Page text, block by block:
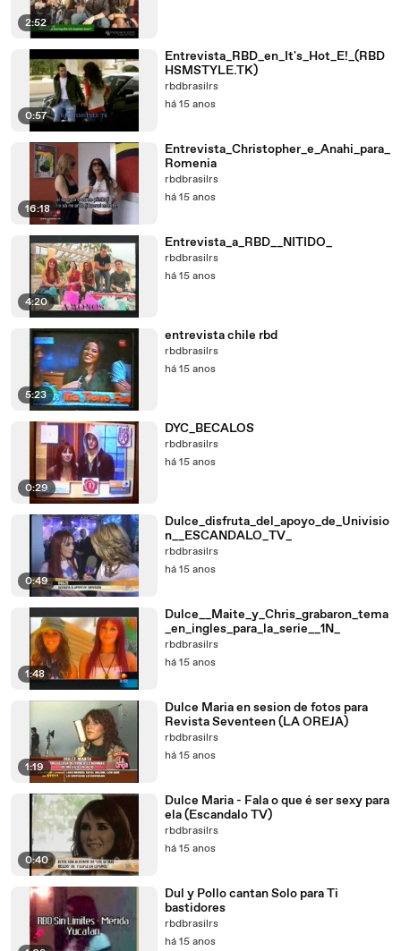
2:52
0:57
Entrevista_RBD_en_It's_Hot_E!_(RBD
HSMSTYLE.TK)
rbdbrasilrs
há 15 anos
16:18
Entrevista_Christopher_e_Anahi_para_
Romenia
rbdbrasilrs
há 15 anos
4:20
Entrevista_a_RBD__NITIDO_
rbdbrasilrs
há 15 anos
5:23
entrevista chile rbd
rbdbrasilrs
há 15 anos
0:29
DYC_BECALOS
rbdbrasilrs
há 15 anos
0:49
Dulce_disfruta_del_apoyo_de_Univisio
n__ESCANDALO_TV_
rbdbrasilrs
há 15 anos
1:48
Dulce__Maite_y_Chris_grabaron_tema
_en_ingles_para_la_serie__1N_
rbdbrasilrs
há 15 anos
1:19
Dulce Maria en sesion de fotos para
Revista Seventeen (LA OREJA)
rbdbrasilrs
há 15 anos
0:40
Dulce Maria - Fala o que é ser sexy para
ela (Escandalo TV)
rbdbrasilrs
há 15 anos
Dul y Pollo cantan Solo para Ti
bastidores
rbdbrasilrs
há 15 anos